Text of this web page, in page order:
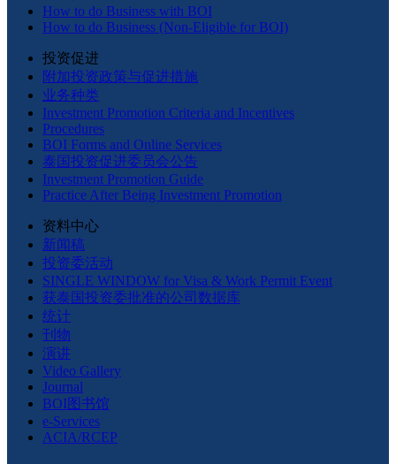
How to do Business with BOI
How to do Business (Non-Eligible for BOI)
投资促进
附加投资政策与促进措施
业务种类
Investment Promotion Criteria and Incentives
Procedures
BOI Forms and Online Services
泰国投资促进委员会公告
Investment Promotion Guide
Practice After Being Investment Promotion
资料中心
新闻稿
投资委活动
SINGLE WINDOW for Visa & Work Permit Event
获泰国投资委批准的公司数据库
统计
刊物
演讲
Video Gallery
Journal
BOI图书馆
e-Services
ACIA/RCEP